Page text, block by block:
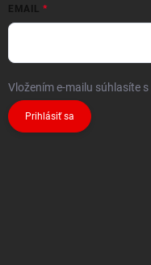
EMAIL
Vložením e-mailu súhlasíte s
Prihlásiť sa